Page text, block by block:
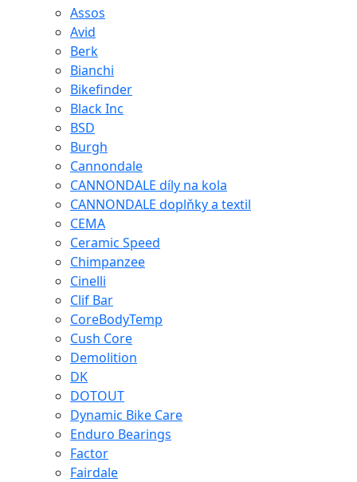
Assos
Avid
Berk
Bianchi
Bikefinder
Black Inc
BSD
Burgh
Cannondale
CANNONDALE díly na kola
CANNONDALE doplňky a textil
CEMA
Ceramic Speed
Chimpanzee
Cinelli
Clif Bar
CoreBodyTemp
Cush Core
Demolition
DK
DOTOUT
Dynamic Bike Care
Enduro Bearings
Factor
Fairdale